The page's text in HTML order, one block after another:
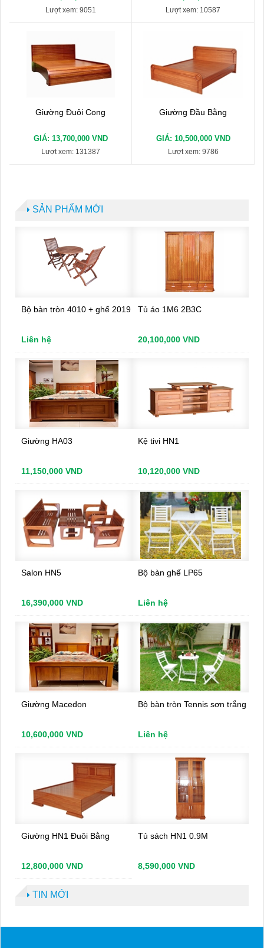
Lượt xem: 9051 Lượt xem: 10587
Giường Đuôi Cong
GIÁ: 13,700,000 VND
Lượt xem: 131387
Giường Đầu Bằng
GIÁ: 10,500,000 VND
Lượt xem: 9786
SẢN PHẨM MỚI
Bộ bàn tròn 4010 + ghế 2019
Liên hệ
Tủ áo 1M6 2B3C
20,100,000 VND
Giường HA03
11,150,000 VND
Kệ tivi HN1
10,120,000 VND
Salon HN5
16,390,000 VND
Bộ bàn ghế LP65
Liên hệ
Giường Macedon
10,600,000 VND
Bộ bàn tròn Tennis sơn trắng
Liên hệ
Giường HN1 Đuôi Bằng
12,800,000 VND
Tủ sách HN1 0.9M
8,590,000 VND
TIN MỚI